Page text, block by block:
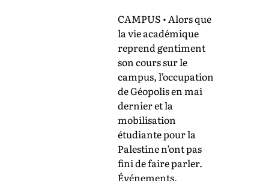
CAMPUS • Alors que
la vie académique
reprend gentiment
son cours sur le
campus, l’occupation
de Géopolis en mai
dernier et la
mobilisation
étudiante pour la
Palestine n’ont pas
fini de faire parler.
Événements,